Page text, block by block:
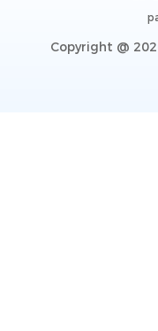
Copyright @